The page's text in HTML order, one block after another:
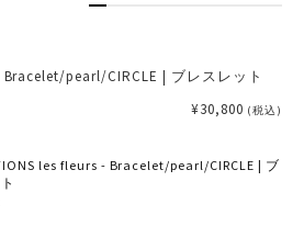
Bracelet/pearl/CIRCLE | ブレスレット
¥30,800 (税込)
les fleurs - Bracelet/pearl/CIRCLE | ブ